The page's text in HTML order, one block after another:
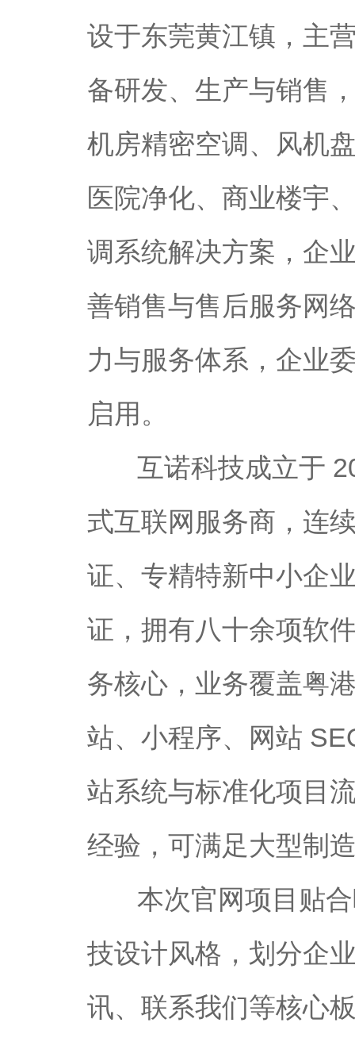
设于东莞黄江镇，主
备研发、生产与销售
机房精密空调、风机
医院净化、商业楼宇
调系统解决方案，企
善销售与售后服务网
力与服务体系，企业
启用。
互诺科技成立于
式互联网服务商，连
证、专精特新中小企
证，拥有八十余项软
务核心，业务覆盖粤
站、小程序、网站
站系统与标准化项目
经验，可满足大型制
本次官网项目贴
技设计风格，划分企
讯、联系我们等核心